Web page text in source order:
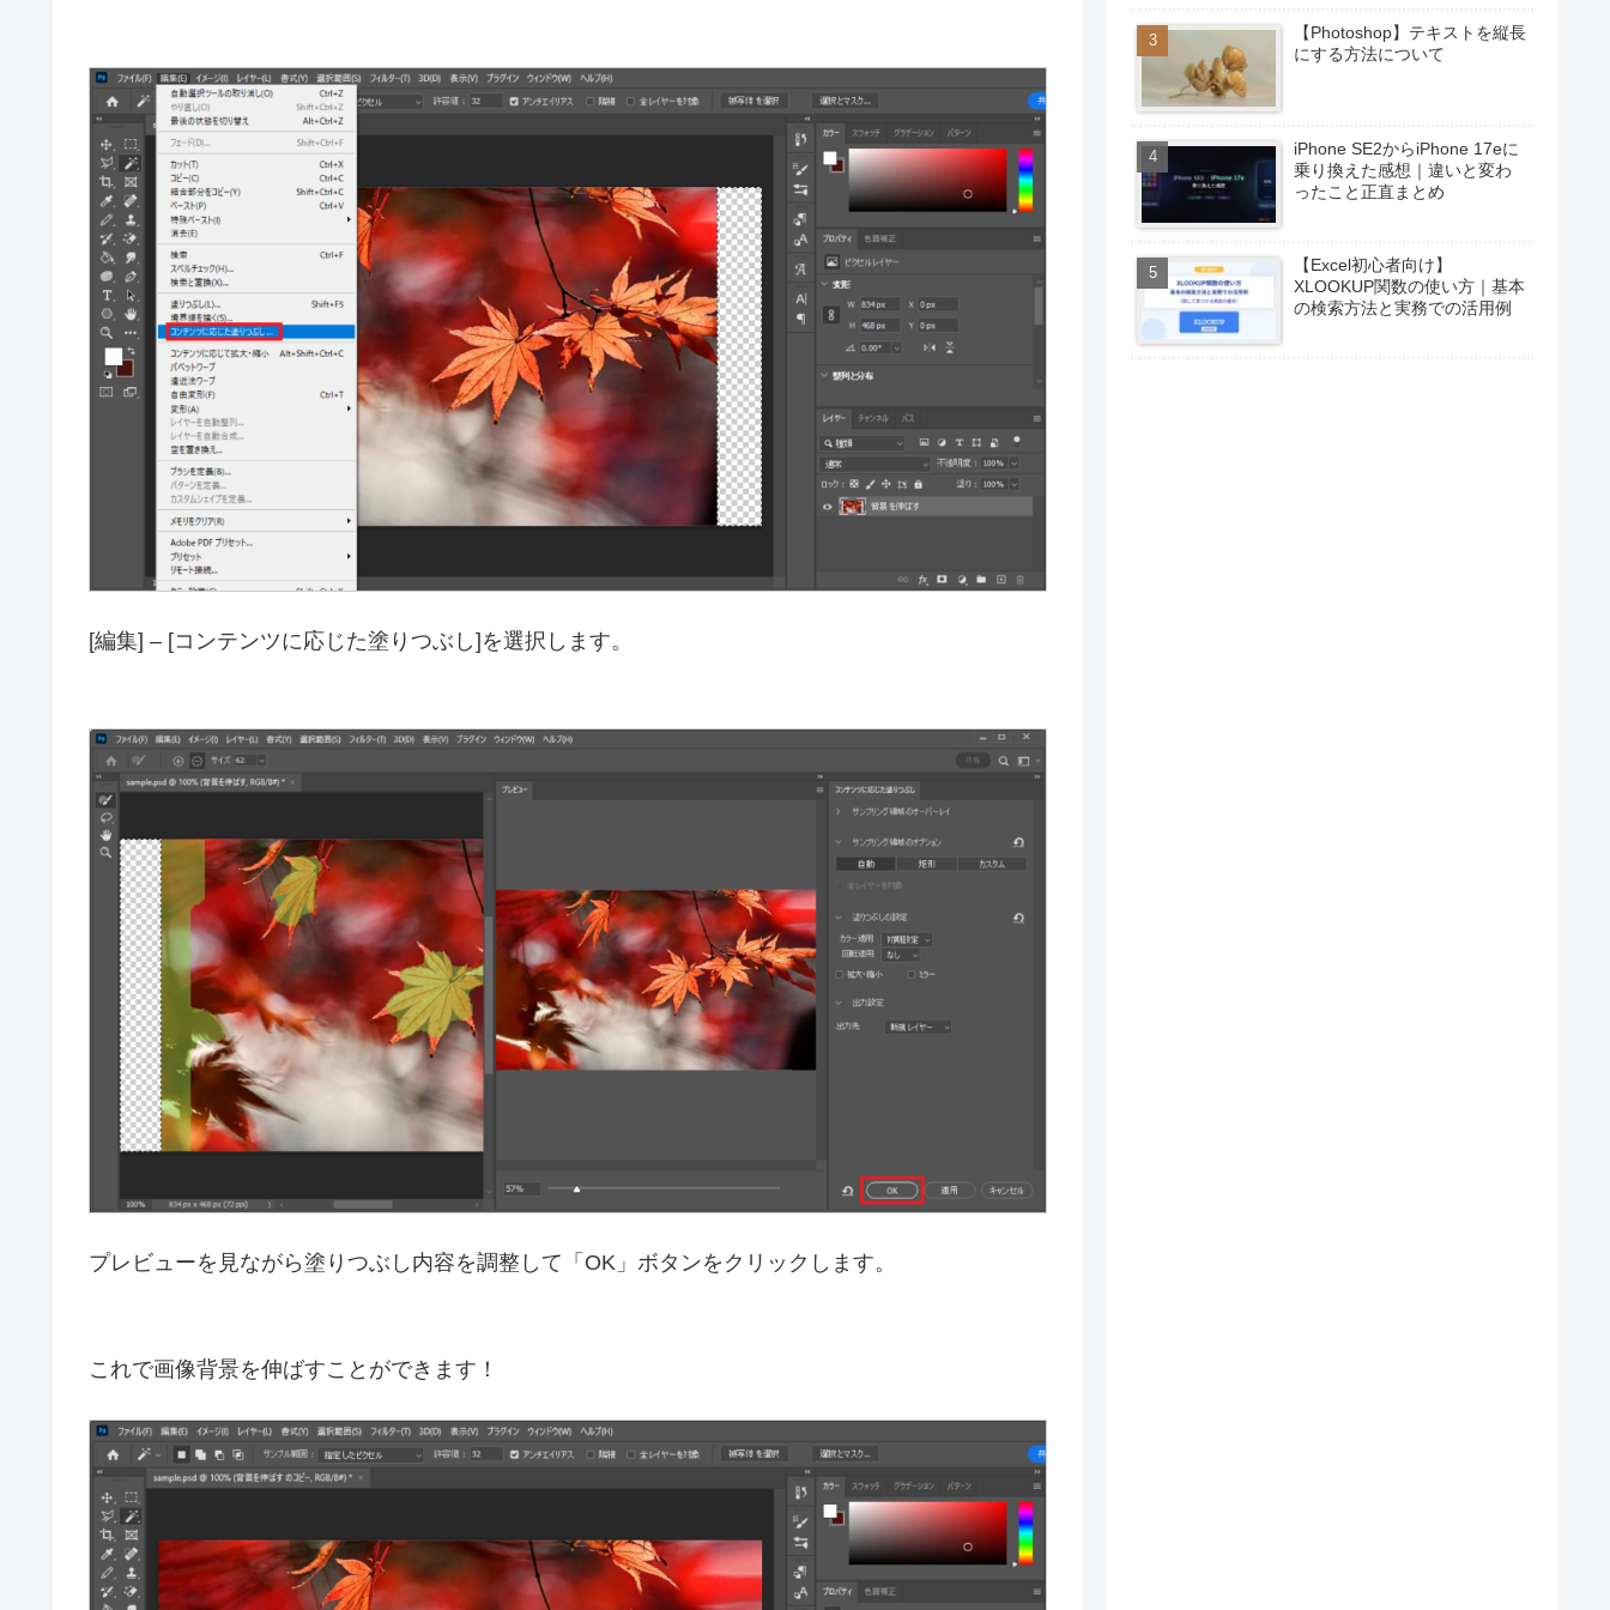
[編集] – [コンテンツに応じた塗りつぶし]を選択します。
プレビューを見ながら塗りつぶし内容を調整して「OK」ボタンをクリックします。
これで画像背景を伸ばすことができます！
【Photoshop】テキストを縦長
にする方法について
iPhone SE2からiPhone 17eに
乗り換えた感想｜違いと変わ
ったこと正直まとめ
【Excel初心者向け】
XLOOKUP関数の使い方｜基本
の検索方法と実務での活用例